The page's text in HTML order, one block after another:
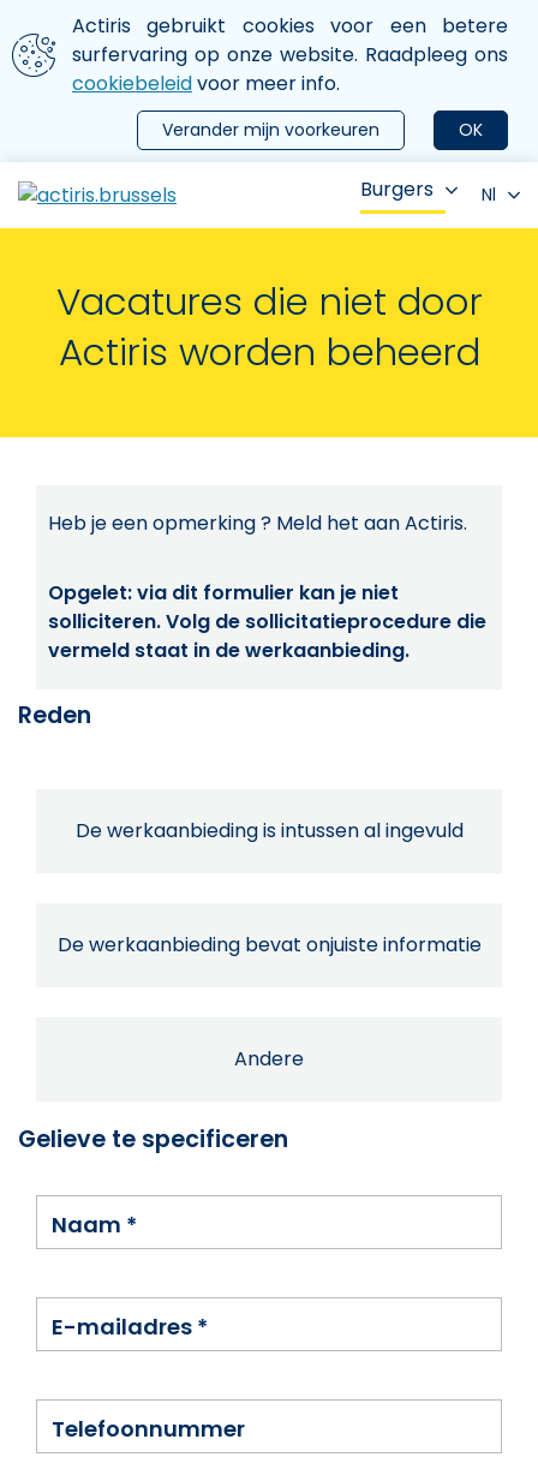
Aller au contenu principal
We gebruiken cookies
Actiris gebruikt cookies voor een betere
surfervaring op onze website. Raadpleeg ons
cookiebeleidvoor meer info.
OK
Verander mijn voorkeuren
le menu
Burgers Nl
Vacatures die niet door
Actiris worden beheerd
Heb je een opmerking ? Meld het aan Actiris.
Opgelet: via dit formulier kan je niet
solliciteren. Volg de sollicitatieprocedure die
vermeld staat in de werkaanbieding.
Reden
De werkaanbieding is intussen al ingevuld
De werkaanbieding bevat onjuiste informatie
Andere
Gelieve te specificeren
Naam *
E-mailadres *
Telefoonnummer